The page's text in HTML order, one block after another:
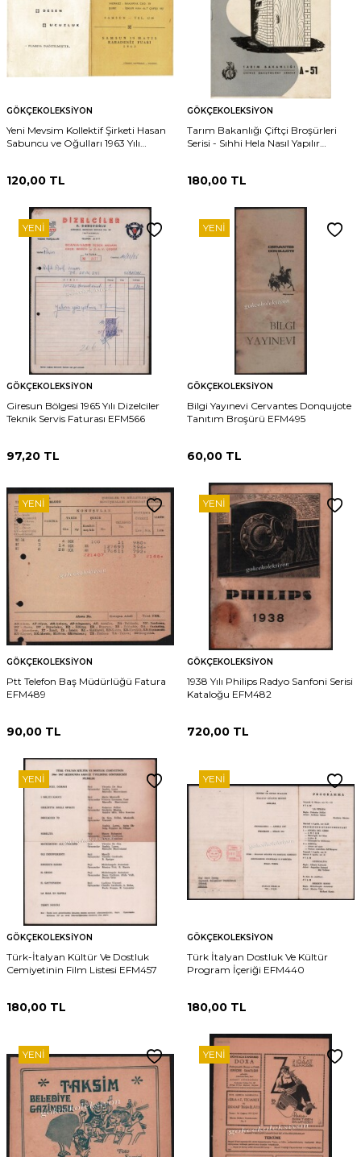
GÖKÇEKOLEKSIYON
Yeni Mevsim Kollektif Şirketi Hasan
Sabuncu ve Oğulları 1963 Yılı
120,00 TL
GÖKÇEKOLEKSIYON
Tarım Bakanlığı Çiftçi Broşürleri
Serisi - Sıhhi Hela Nasıl Yapılır
180,00 TL
YENI
GÖKÇEKOLEKSIYON
Giresun Bölgesi 1965 Yılı Dizelciler
Teknik Servis Faturası EFM566
97,20 TL
YENI
GÖKÇEKOLEKSIYON
Bilgi Yayınevi Cervantes Donquıjote
Tanıtım Broşürü EFM495
60,00 TL
YENI
GÖKÇEKOLEKSIYON
Ptt Telefon Baş Müdürlüğü Fatura
EFM489
90,00 TL
YENI
GÖKÇEKOLEKSIYON
1938 Yılı Philips Radyo Sanfoni Serisi
Kataloğu EFM482
720,00 TL
YENI
GÖKÇEKOLEKSIYON
Türk-İtalyan Kültür Ve Dostluk
Cemiyetinin Film Listesi EFM457
180,00 TL
YENI
GÖKÇEKOLEKSIYON
Türk İtalyan Dostluk Ve Kültür
Program İçeriği EFM440
180,00 TL
YENI YENI